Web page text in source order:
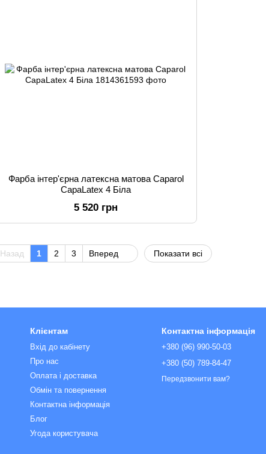
Фарба інтер'єрна латексна матова Caparol
CapaLatex 4 Біла
5 520 грн
Назад 1 2 3 Вперед Показати всі
Клієнтам
Вхід до кабінету
Про нас
Оплата і доставка
Обмін та повернення
Контактна інформація
Блог
Угода користувача
Контактна інформація
+380 (96) 990-50-03
+380 (50) 789-84-47
Передзвонити вам?